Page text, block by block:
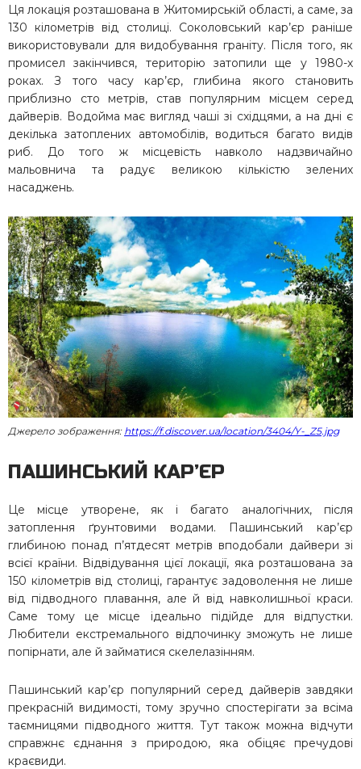
Ця локація розташована в Житомирській області, а саме, за
130 кілометрів від столиці. Соколовський кар’єр раніше
використовували для видобування граніту. Після того, як
промисел закінчився, територію затопили ще у 1980-х
роках. З того часу кар’єр, глибина якого становить
приблизно сто метрів, став популярним місцем серед
дайверів. Водойма має вигляд чаші зі східцями, а на дні є
декілька затоплених автомобілів, водиться багато видів
риб. До того ж місцевість навколо надзвичайно
мальовнича та радує великою кількістю зелених
насаджень.
Джерело зображення: https://f.discover.ua/location/3404/Y-_Z5.jpg
ПАШИНСЬКИЙ КАР’ЄР
Це місце утворене, як і багато аналогічних, після
затоплення ґрунтовими водами. Пашинський кар’єр
глибиною понад п’ятдесят метрів вподобали дайвери зі
всієї країни. Відвідування цієї локації, яка розташована за
150 кілометрів від столиці, гарантує задоволення не лише
від підводного плавання, але й від навколишньої краси.
Саме тому це місце ідеально підійде для відпустки.
Любители екстремального відпочинку зможуть не лише
попірнати, але й займатися скелелазінням.
Пашинський кар’єр популярний серед дайверів завдяки
прекрасній видимості, тому зручно спостерігати за всіма
таємницями підводного життя. Тут також можна відчути
справжнє єднання з природою, яка обіцяє пречудові
краєвиди.